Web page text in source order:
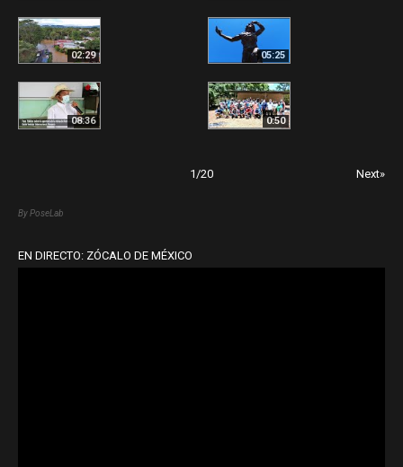
02:29 05:25
08:36 0:50
1 /20 Next»
By PoseLab
EN DIRECTO: ZÓCALO DE MÉXICO